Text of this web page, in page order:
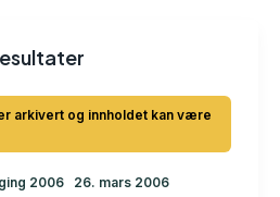
2006 26. mars 2006